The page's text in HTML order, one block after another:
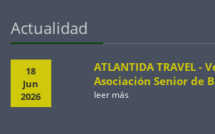
Actualidad
18
Jun
2026
ATLANTIDA TRAVEL -
Asociación Senior de
leer más